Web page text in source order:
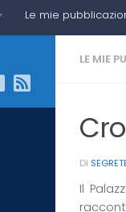
Le mie
LE MIE
DI
Il